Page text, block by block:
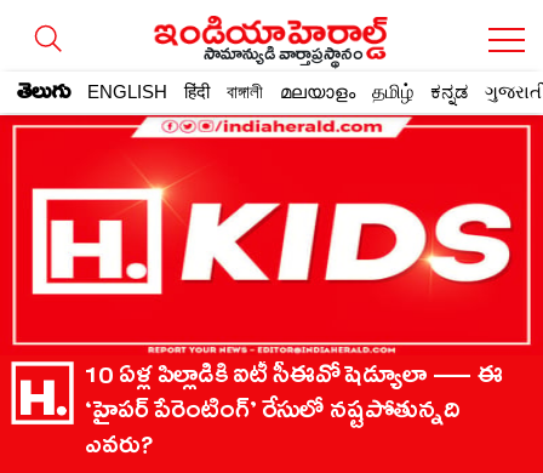
సామాన్యుడి వార్తాప్రస్థానం
తెలుగు ENGLISH हिंदी বাঙ্গালী മലയാളം தமிழ் ಕನ್ನಡ
10 ఏళ్ల పిల్లాడికి ఐటీ సీఈవో షెడ్యూలా — ఈ
‘హైపర్ పేరెంటింగ్’ రేసులో నష్టపోతున్నది
ఎవరు?